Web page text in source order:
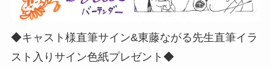
◆キャスト様直筆サイン&東藤ながる先生直筆イラ
スト入りサイン色紙プレゼント◆